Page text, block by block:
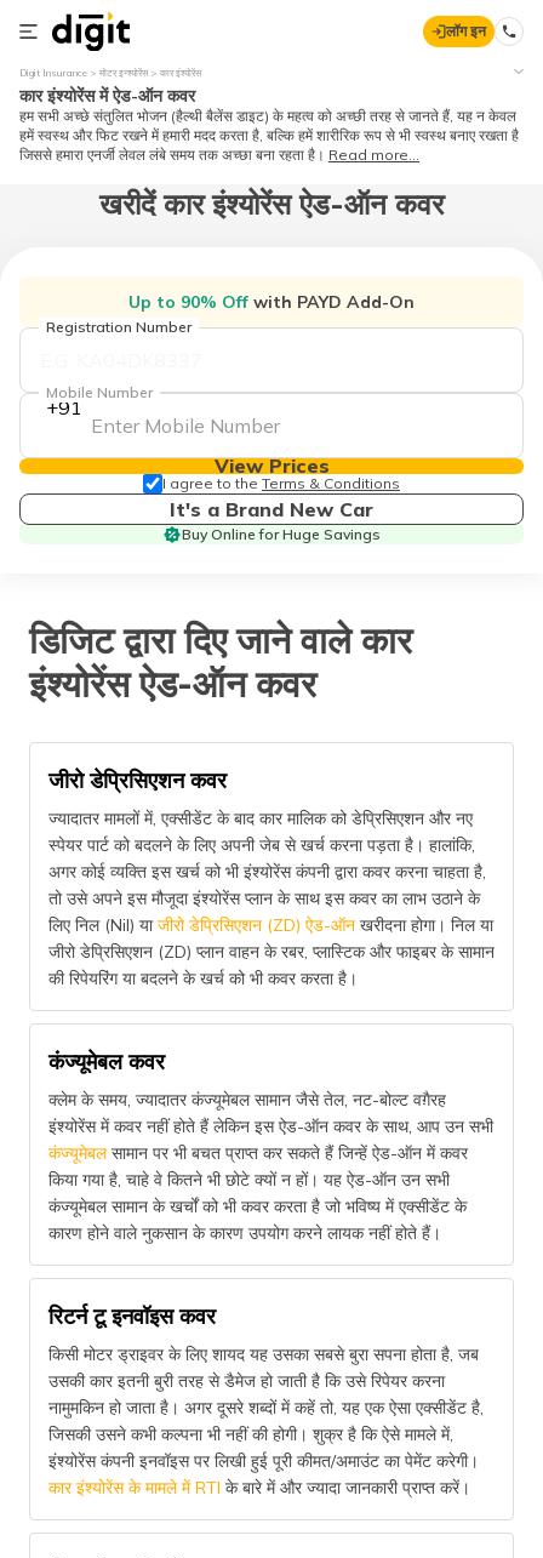
लॉग इन
Digit Insurance मोटर इन्श्योरेंस कार इंश्योरेंस
कार इंश्योरेंस में ऐड-ऑन कवर
हम सभी अच्छे संतुलित भोजन (हैल्थी बैलेंस डाइट) के महत्व को अच्छी तरह से जानते हैं, यह न केवल
हमें स्वस्थ और फिट रखने में हमारी मदद करता है, बल्कि हमें शारीरिक रूप से भी स्वस्थ बनाए रखता है
जिससे हमारा एनर्जी लेवल लंबे समय तक अच्छा बना रहता है। Read more...
खरीदें कार इंश्योरेंस ऐड-ऑन कवर
Up to 90% Off with PAYD Add-On
Registration Number
+91
Mobile Number
View Prices
I agree to the Terms & Conditions
It's a Brand New Car
Buy Online for Huge Savings
डिजिट द्वारा दिए जाने वाले कार
इंश्योरेंस ऐड-ऑन कवर
जीरो डेप्रिसिएशन कवर
ज्यादातर मामलों में, एक्सीडेंट के बाद कार मालिक को डेप्रिसिएशन और नए
स्पेयर पार्ट को बदलने के लिए अपनी जेब से खर्च करना पड़ता है। हालांकि,
अगर कोई व्यक्ति इस खर्च को भी इंश्योरेंस कंपनी द्वारा कवर करना चाहता है,
तो उसे अपने इस मौजूदा इंश्योरेंस प्लान के साथ इस कवर का लाभ उठाने के
लिए निल (Nil) याजीरो डेप्रिसिएशन (ZD) ऐड-ऑन खरीदना होगा। निल या
जीरो डेप्रिसिएशन (ZD) प्लान वाहन के रबर, प्लास्टिक और फाइबर के सामान
की रिपेयरिंग या बदलने के खर्च को भी कवर करता है।
कंज्यूमेबल कवर
क्लेम के समय, ज्यादातर कंज्यूमेबल सामान जैसे तेल, नट-बोल्ट वग़ैरह
इंश्योरेंस में कवर नहीं होते हैं लेकिन इस ऐड-ऑन कवर के साथ, आप उन सभी
कंज्यूमेबलसामान पर भी बचत प्राप्त कर सकते हैं जिन्हें ऐड-ऑन में कवर
किया गया है, चाहे वे कितने भी छोटे क्यों न हों। यह ऐड-ऑन उन सभी
कंज्यूमेबल सामान के खर्चों को भी कवर करता है जो भविष्य में एक्सीडेंट के
कारण होने वाले नुकसान के कारण उपयोग करने लायक नहीं होते हैं।
रिटर्न टू इनवॉइस कवर
किसी मोटर ड्राइवर के लिए शायद यह उसका सबसे बुरा सपना होता है, जब
उसकी कार इतनी बुरी तरह से डैमेज हो जाती है कि उसे रिपेयर करना
नामुमकिन हो जाता है। अगर दूसरे शब्दों में कहें तो, यह एक ऐसा एक्सीडेंट है,
जिसकी उसने कभी कल्पना भी नहीं की होगी। शुक्र है कि ऐसे मामले में,
इंश्योरेंस कंपनी इनवॉइस पर लिखी हुई पूरी कीमत/अमाउंट का पेमेंट करेगी।
कार इंश्योरेंस के मामले में RTI के बारे में और ज्यादा जानकारी प्राप्त करें।